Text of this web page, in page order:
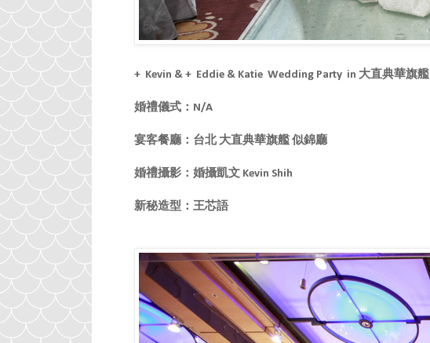
+ Kevin & + Eddie & Katie Wedding Party in 大直典華旗艦
婚禮儀式：N/A
宴客餐廳：台北 大直典華旗艦 似錦廳
婚禮攝影：婚攝凱文 Kevin Shih
新秘造型：王芯語